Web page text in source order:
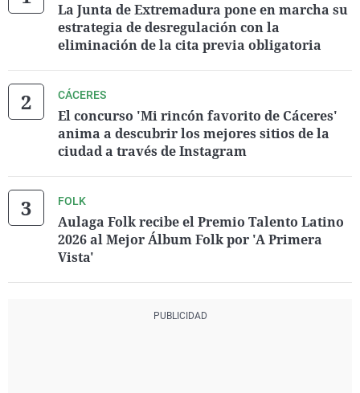
La Junta de Extremadura pone en marcha su
estrategia de desregulación con la
eliminación de la cita previa obligatoria
CÁCERES
El concurso 'Mi rincón favorito de Cáceres'
anima a descubrir los mejores sitios de la
ciudad a través de Instagram
FOLK
Aulaga Folk recibe el Premio Talento Latino
2026 al Mejor Álbum Folk por 'A Primera
Vista'